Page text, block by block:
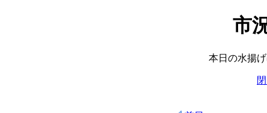
市
本日の水揚げ